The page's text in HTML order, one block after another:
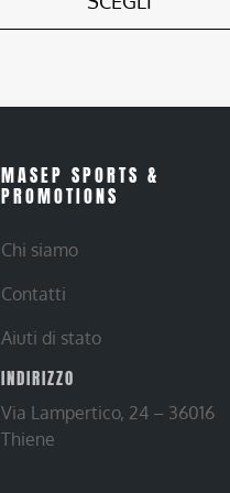
MASEP SPORTS &
PROMOTIONS
Chi siamo
Contatti
Aiuti di stato
INDIRIZZO
Via Lampertico, 24 – 36016
Thiene